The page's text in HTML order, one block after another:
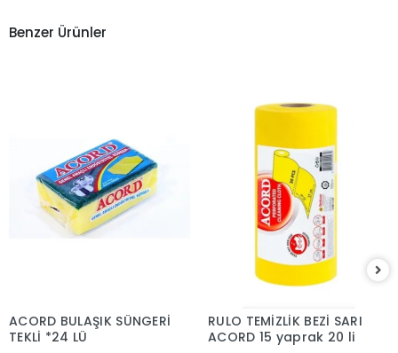
Benzer Ürünler
ACORD BULAŞIK SÜNGERİ
TEKLİ *24 LÜ
RULO TEMİZLİK BEZİ SARI
ACORD 15 yaprak 20 li